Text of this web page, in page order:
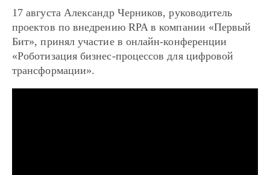
17 августа Александр Черников, руководитель
проектов по внедрению RPA в компании «Первый
Бит», принял участие в онлайн-конференции
«Роботизация бизнес-процессов для цифровой
трансформации».